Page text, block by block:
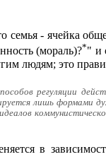
- ячейка
(мораль)?*" и
людям; это
регуляции
лишь формами
в